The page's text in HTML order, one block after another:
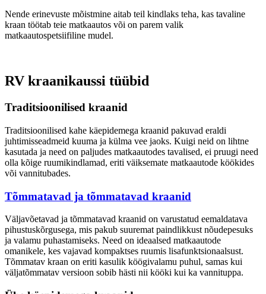
Nende erinevuste mõistmine aitab teil kindlaks teha, kas tavaline
kraan töötab teie matkaautos või on parem valik
matkaautospetsiifiline mudel.
RV kraanikaussi tüübid
Traditsioonilised kraanid
Traditsioonilised kahe käepidemega kraanid pakuvad eraldi
juhtimisseadmeid kuuma ja külma vee jaoks. Kuigi neid on lihtne
kasutada ja need on paljudes matkaautodes tavalised, ei pruugi need
olla kõige ruumikindlamad, eriti väiksemate matkaautode köökides
või vannitubades.
Tõmmatavad ja tõmmatavad kraanid
Väljavõetavad ja tõmmatavad kraanid on varustatud eemaldatava
pihustuskõrgusega, mis pakub suuremat paindlikkust nõudepesuks
ja valamu puhastamiseks. Need on ideaalsed matkaautode
omanikele, kes vajavad kompaktses ruumis lisafunktsionaalsust.
Tõmmatav kraan on eriti kasulik köögivalamu puhul, samas kui
väljatõmmatav versioon sobib hästi nii kööki kui ka vannituppa.